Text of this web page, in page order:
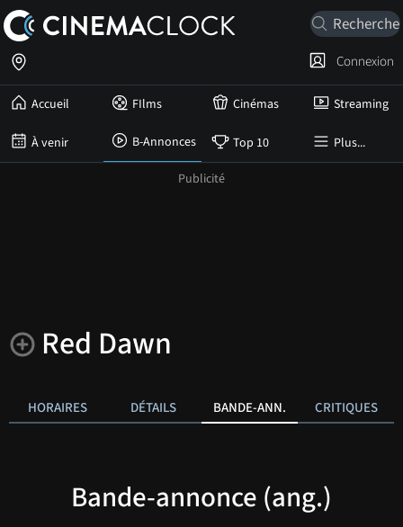
Accueil FIlms Cinémas Streaming
À venir B-Annonces Top 10 Plus...
Connexion
Red Dawn
HORAIRES DÉTAILS BANDE-ANN. CRITIQUES
Bande-annonce (ang.)